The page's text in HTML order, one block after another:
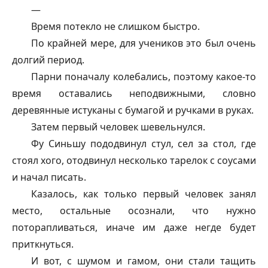
—
Время потекло не слишком быстро.
По крайней мере, для учеников это был очень
долгий период.
Парни поначалу колебались, поэтому какое-то
время оставались неподвижными, словно
деревянные истуканы с бумагой и ручками в руках.
Затем первый человек шевельнулся.
Фу Синьшу пододвинул стул, сел за стол, где
стоял хого, отодвинул несколько тарелок с соусами
и начал писать.
Казалось, как только первый человек занял
место, остальные осознали, что нужно
поторапливаться, иначе им даже негде будет
приткнуться.
И вот, с шумом и гамом, они стали тащить